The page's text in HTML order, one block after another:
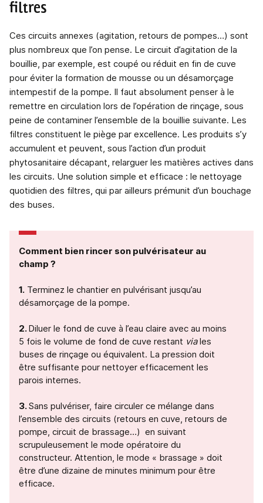
filtres
Ces circuits annexes (agitation, retours de pompes…) sont
plus nombreux que l’on pense. Le circuit d’agitation de la
bouillie, par exemple, est coupé ou réduit en fin de cuve
pour éviter la formation de mousse ou un désamorçage
intempestif de la pompe. Il faut absolument penser à le
remettre en circulation lors de l’opération de rinçage, sous
peine de contaminer l’ensemble de la bouillie suivante. Les
filtres constituent le piège par excellence. Les produits s’y
accumulent et peuvent, sous l’action d’un produit
phytosanitaire décapant, relarguer les matières actives dans
les circuits. Une solution simple et efficace : le nettoyage
quotidien des filtres, qui par ailleurs prémunit d’un bouchage
des buses.
Comment bien rincer son pulvérisateur au
champ ?
1. Terminez le chantier en pulvérisant jusqu’au
désamorçage de la pompe.
2.Diluer le fond de cuve à l’eau claire avec au moins
5 fois le volume de fond de cuve restant viales
buses de rinçage ou équivalent. La pression doit
être suffisante pour nettoyer efficacement les
parois internes.
3.Sans pulvériser, faire circuler ce mélange dans
l’ensemble des circuits (retours en cuve, retours de
pompe, circuit de brassage…) en suivant
scrupuleusement le mode opératoire du
constructeur. Attention, le mode « brassage » doit
être d’une dizaine de minutes minimum pour être
efficace.